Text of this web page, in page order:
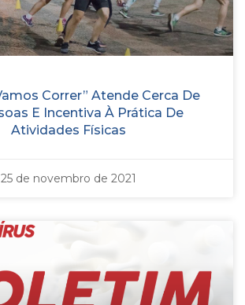
Correr” Atende Cerca De
E Incentiva À Prática De
Atividades Físicas
25 de novembro de 2021